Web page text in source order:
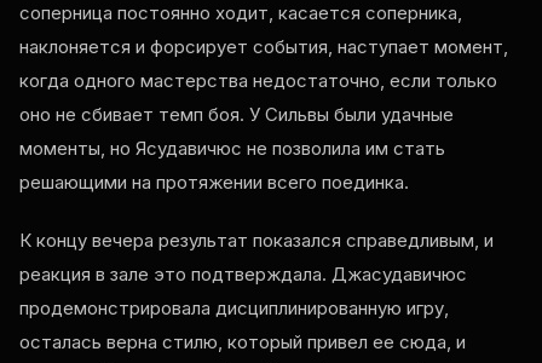
соперница постоянно ходит, касается соперника,
наклоняется и форсирует события, наступает момент,
когда одного мастерства недостаточно, если только
оно не сбивает темп боя. У Сильвы были удачные
моменты, но Ясудавичюс не позволила им стать
решающими на протяжении всего поединка.
К концу вечера результат показался справедливым, и
реакция в зале это подтверждала. Джасудавичюс
продемонстрировала дисциплинированную игру,
осталась верна стилю, который привел ее сюда, и